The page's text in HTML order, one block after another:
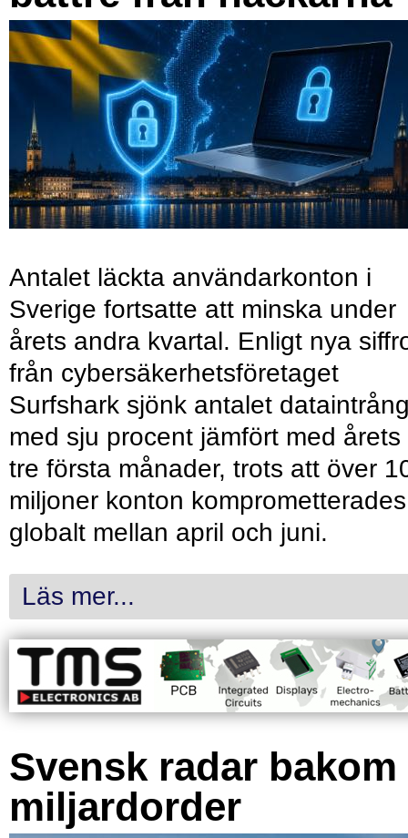
Antalet läckta användarkonton i
Sverige fortsatte att minska under
årets andra kvartal. Enligt nya
från cybersäkerhetsföretaget
Surfshark sjönk antalet
med sju procent jämfört med årets
tre första månader, trots att över
miljoner konton komprometterades
globalt mellan april och juni.
Läs mer...
Svensk radar bakom
miljardorder